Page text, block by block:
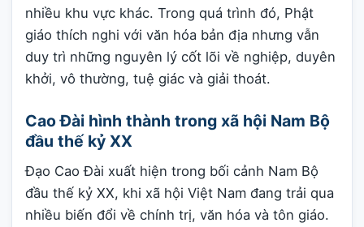
nhiều khu vực khác. Trong quá trình đó, Phật
giáo thích nghi với văn hóa bản địa nhưng vẫn
duy trì những nguyên lý cốt lõi về nghiệp, duyên
khởi, vô thường, tuệ giác và giải thoát.
Cao Đài hình thành trong xã hội Nam Bộ
đầu thế kỷ XX
Đạo Cao Đài xuất hiện trong bối cảnh Nam Bộ
đầu thế kỷ XX, khi xã hội Việt Nam đang trải qua
nhiều biến đổi về chính trị, văn hóa và tôn giáo.